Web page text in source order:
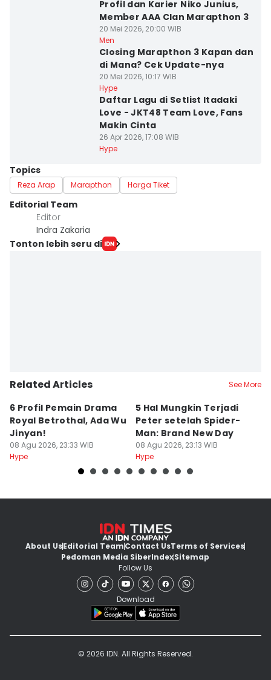
Profil dan Karier Niko Junius,
Member AAA Clan Marapthon 3
20 Mei 2026, 20:00 WIB
Men
Closing Marapthon 3 Kapan dan
di Mana? Cek Update-nya
20 Mei 2026, 10:17 WIB
Hype
Daftar Lagu di Setlist Itadaki
Love - JKT48 Team Love, Fans
Makin Cinta
26 Apr 2026, 17:08 WIB
Hype
Topics
Reza Arap Marapthon Harga Tiket
Editorial Team
Editor
Indra Zakaria
Tonton lebih seru di
Related Articles See More
6 Profil Pemain Drama
Royal Betrothal, Ada Wu
Jinyan!
08 Agu 2026, 23:33 WIB
Hype
5 Hal Mungkin Terjadi
Peter setelah Spider-
Man: Brand New Day
08 Agu 2026, 23:13 WIB
Hype
About UsEditorial TeamContact UsTerms of Services
Pedoman Media SiberIndexSitemap
Follow Us
Download
© 2026 IDN. All Rights Reserved.